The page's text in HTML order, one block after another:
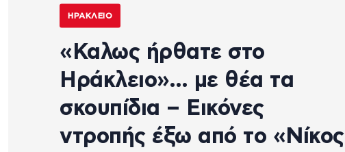
ΗΡΆΚΛΕΙΟ
«Καλως ήρθατε στο
Ηράκλειο»… με θέα τα
σκουπίδια – Εικόνες
ντροπής έξω από το «Νίκος